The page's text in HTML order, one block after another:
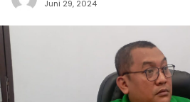
Juni 29, 2024